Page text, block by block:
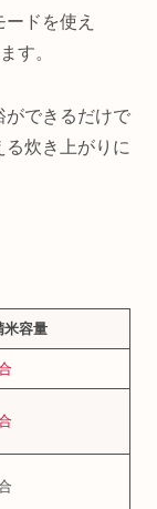
ドを使え
す。
ができるだけで
炊き上がりに
米容量